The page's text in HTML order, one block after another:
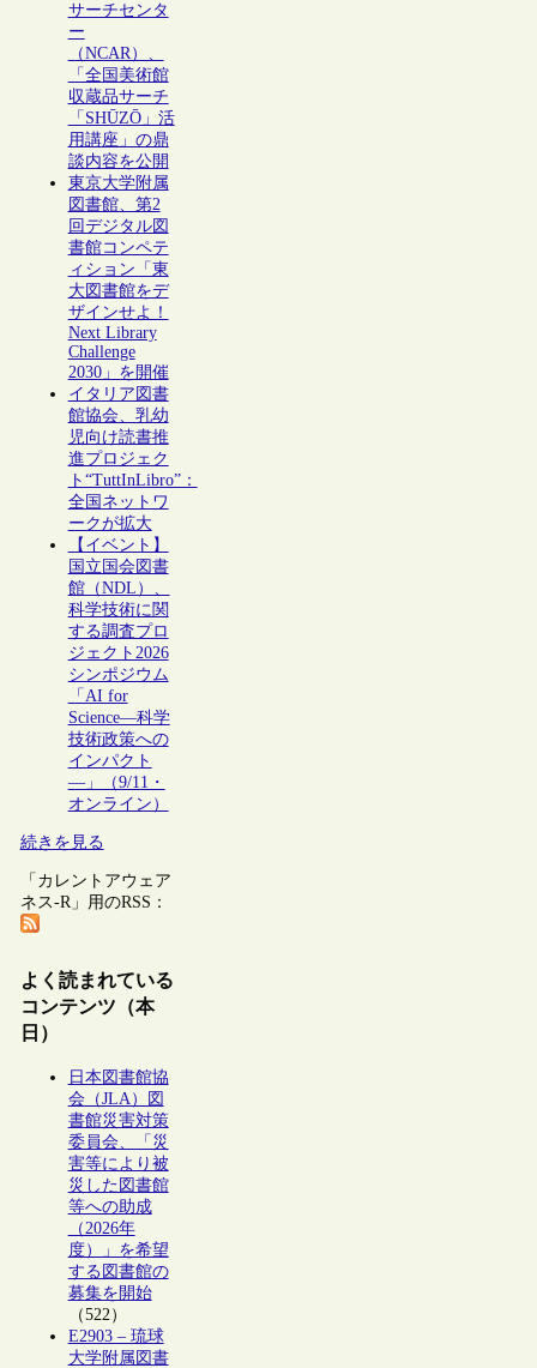
サーチセンタ
ー
（NCAR）、
「全国美術館
収蔵品サーチ
「SHŪZŌ」活
用講座」の鼎
談内容を公開
東京大学附属
図書館、第2
回デジタル図
書館コンペテ
ィション「東
大図書館をデ
ザインせよ！
Next Library
Challenge
2030」を開催
イタリア図書
館協会、乳幼
児向け読書推
進プロジェク
ト“TuttInLibro”：
全国ネットワ
ークが拡大
【イベント】
国立国会図書
館（NDL）、
科学技術に関
する調査プロ
ジェクト2026
シンポジウム
「AI for
Science―科学
技術政策への
インパクト
―」（9/11・
オンライン）
続きを見る
「カレントアウェア
ネス-R」用のRSS：
よく読まれている
コンテンツ（本
日）
日本図書館協
会（JLA）図
書館災害対策
委員会、「災
害等により被
災した図書館
等への助成
（2026年
度）」を希望
する図書館の
募集を開始
（522）
E2903 – 琉球
大学附属図書